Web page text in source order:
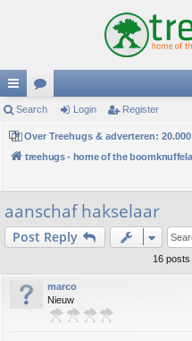
ui
ck
lin
ks
or
u
m
s
Search Login Register
Over Treehugs & adverteren:
treehugs - home of the
aanschaf hakselaar
Post Reply
16 posts
marco
Nieuw